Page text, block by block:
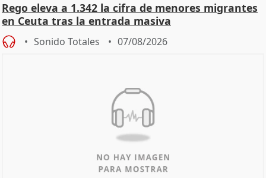
Rego eleva a 1.342 la cifra de menores migrantes
en Ceuta tras la entrada masiva
Sonido Totales 07/08/2026